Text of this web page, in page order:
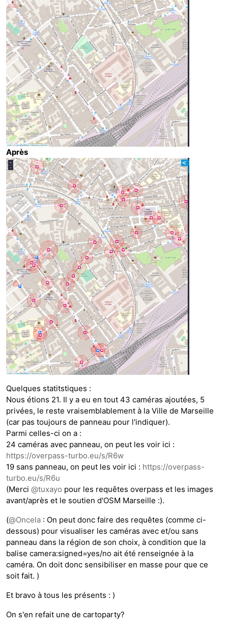
Après
Quelques statitstiques :
Nous étions 21. Il y a eu en tout 43 caméras ajoutées, 5
privées, le reste vraisemblablement à la Ville de Marseille
(car pas toujours de panneau pour l'indiquer).
Parmi celles-ci on a :
24 caméras avec panneau, on peut les voir ici :
https://overpass-turbo.eu/s/R6w
19 sans panneau, on peut les voir ici : https://overpass-
turbo.eu/s/R6u
(Merci @tuxayo pour les requêtes overpass et les images
avant/après et le soutien d'OSM Marseille :).
(@Oncela : On peut donc faire des requêtes (comme ci-
dessous) pour visualiser les caméras avec et/ou sans
panneau dans la région de son choix, à condition que la
balise camera:signed=yes/no ait été renseignée à la
caméra. On doit donc sensibiliser en masse pour que ce
soit fait. )
Et bravo à tous les présents : )
On s'en refait une de cartoparty?